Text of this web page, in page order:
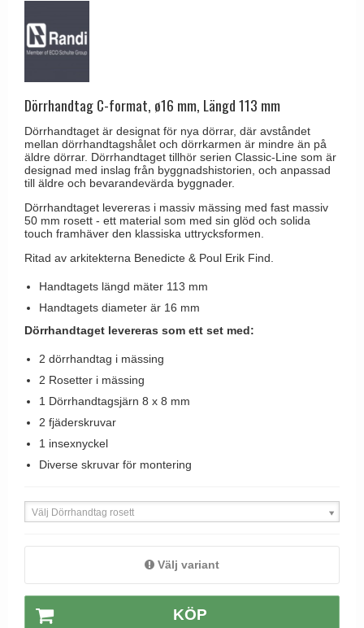
Lama dörrhandtag - Gio Ponti
Svanemøllen trädörrhandtag
Weingarden dörrhandtag
Østerbro - trädörrhandtag
Dörrhandtag Buster + Punch
DND dörrhandtag
FSB dörrhandtag
Turnstyle Design dörrhandtag
Dörrhandtag Utomhus
Brevinkast
Ringklockor
Brevlådor
Skruvar
Krokar & Krokar
Hatthyllor
Polermedel till mässing
Turnstyle Designs
Sibes Metall
Søe-Jensen & Co.
Valli & Valli dörrhandtag
YOUNG dörrhandtag
Dörrhandtag C-format, ø16 mm, Längd 113 mm
Dörrhandtaget är designat för nya dörrar, där avståndet
mellan dörrhandtagshålet och dörrkarmen är mindre än på
äldre dörrar. Dörrhandtaget tillhör serien Classic-Line som är
designad med inslag från byggnadshistorien, och anpassad
till äldre och bevarandevärda byggnader.
Dörrhandtaget levereras i massiv mässing med fast massiv
50 mm rosett - ett material som med sin glöd och solida
touch framhäver den klassiska uttrycksformen.
Ritad av arkitekterna Benedicte & Poul Erik Find.
Handtagets längd mäter 113 mm
Handtagets diameter är 16 mm
Dörrhandtaget levereras som ett set med:
2 dörrhandtag i mässing
2 Rosetter i mässing
1 Dörrhandtagsjärn 8 x 8 mm
2 fjäderskruvar
1 insexnyckel
Diverse skruvar för montering
Välj Dörrhandtag rosett
Välj variant
KÖP